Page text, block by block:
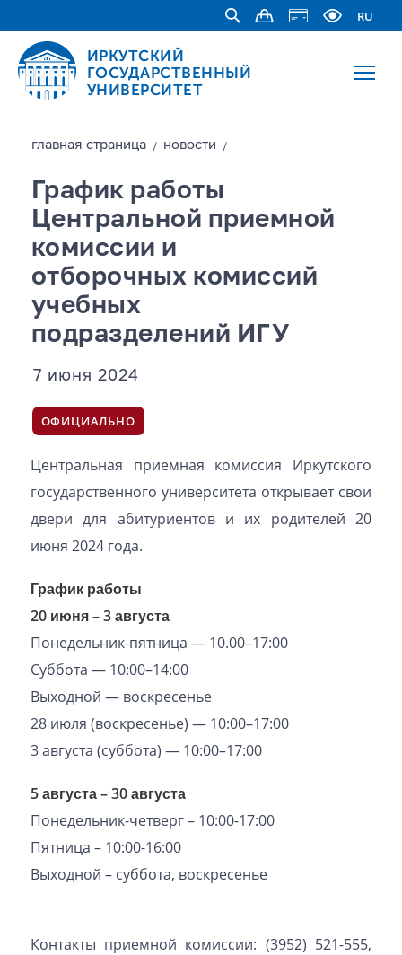
RU
ИРКУТСКИЙ
ГОСУДАРСТВЕННЫЙ
УНИВЕРСИТЕТ
главная страницa / новости /
График работы
Центральной приемной
комиссии и
отборочных комиссий
учебных
подразделений ИГУ
7 июня 2024
ОФИЦИАЛЬНО
Центральная приемная комиссия Иркутского
государственного университета открывает свои
двери для абитуриентов и их родителей 20
июня 2024 года.
График работы
20 июня – 3 августа
Понедельник-пятница — 10.00–17:00
Суббота — 10:00–14:00
Выходной — воскресенье
28 июля (воскресенье) — 10:00–17:00
3 августа (суббота) — 10:00–17:00
5 августа – 30 августа
Понедельник-четверг – 10:00-17:00
Пятница – 10:00-16:00
Выходной – суббота, воскресенье
Контакты приемной комиссии: (3952) 521-555,